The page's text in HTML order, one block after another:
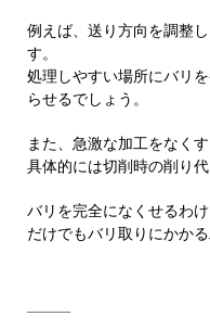
例えば、送り方向を調整
す。
処理しやすい場所にバリ
らせるでしょう。
また、急激な加工をなく
具体的には切削時の削り
バリを完全になくせるわ
だけでもバリ取りにかか